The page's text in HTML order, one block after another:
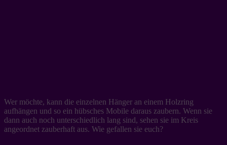
Wer möchte, kann die einzelnen Hänger an einem Holzring
aufhängen und so ein hübsches Mobile daraus zaubern. Wenn sie
dann auch noch unterschiedlich lang sind, sehen sie im Kreis
angeordnet zauberhaft aus. Wie gefallen sie euch?